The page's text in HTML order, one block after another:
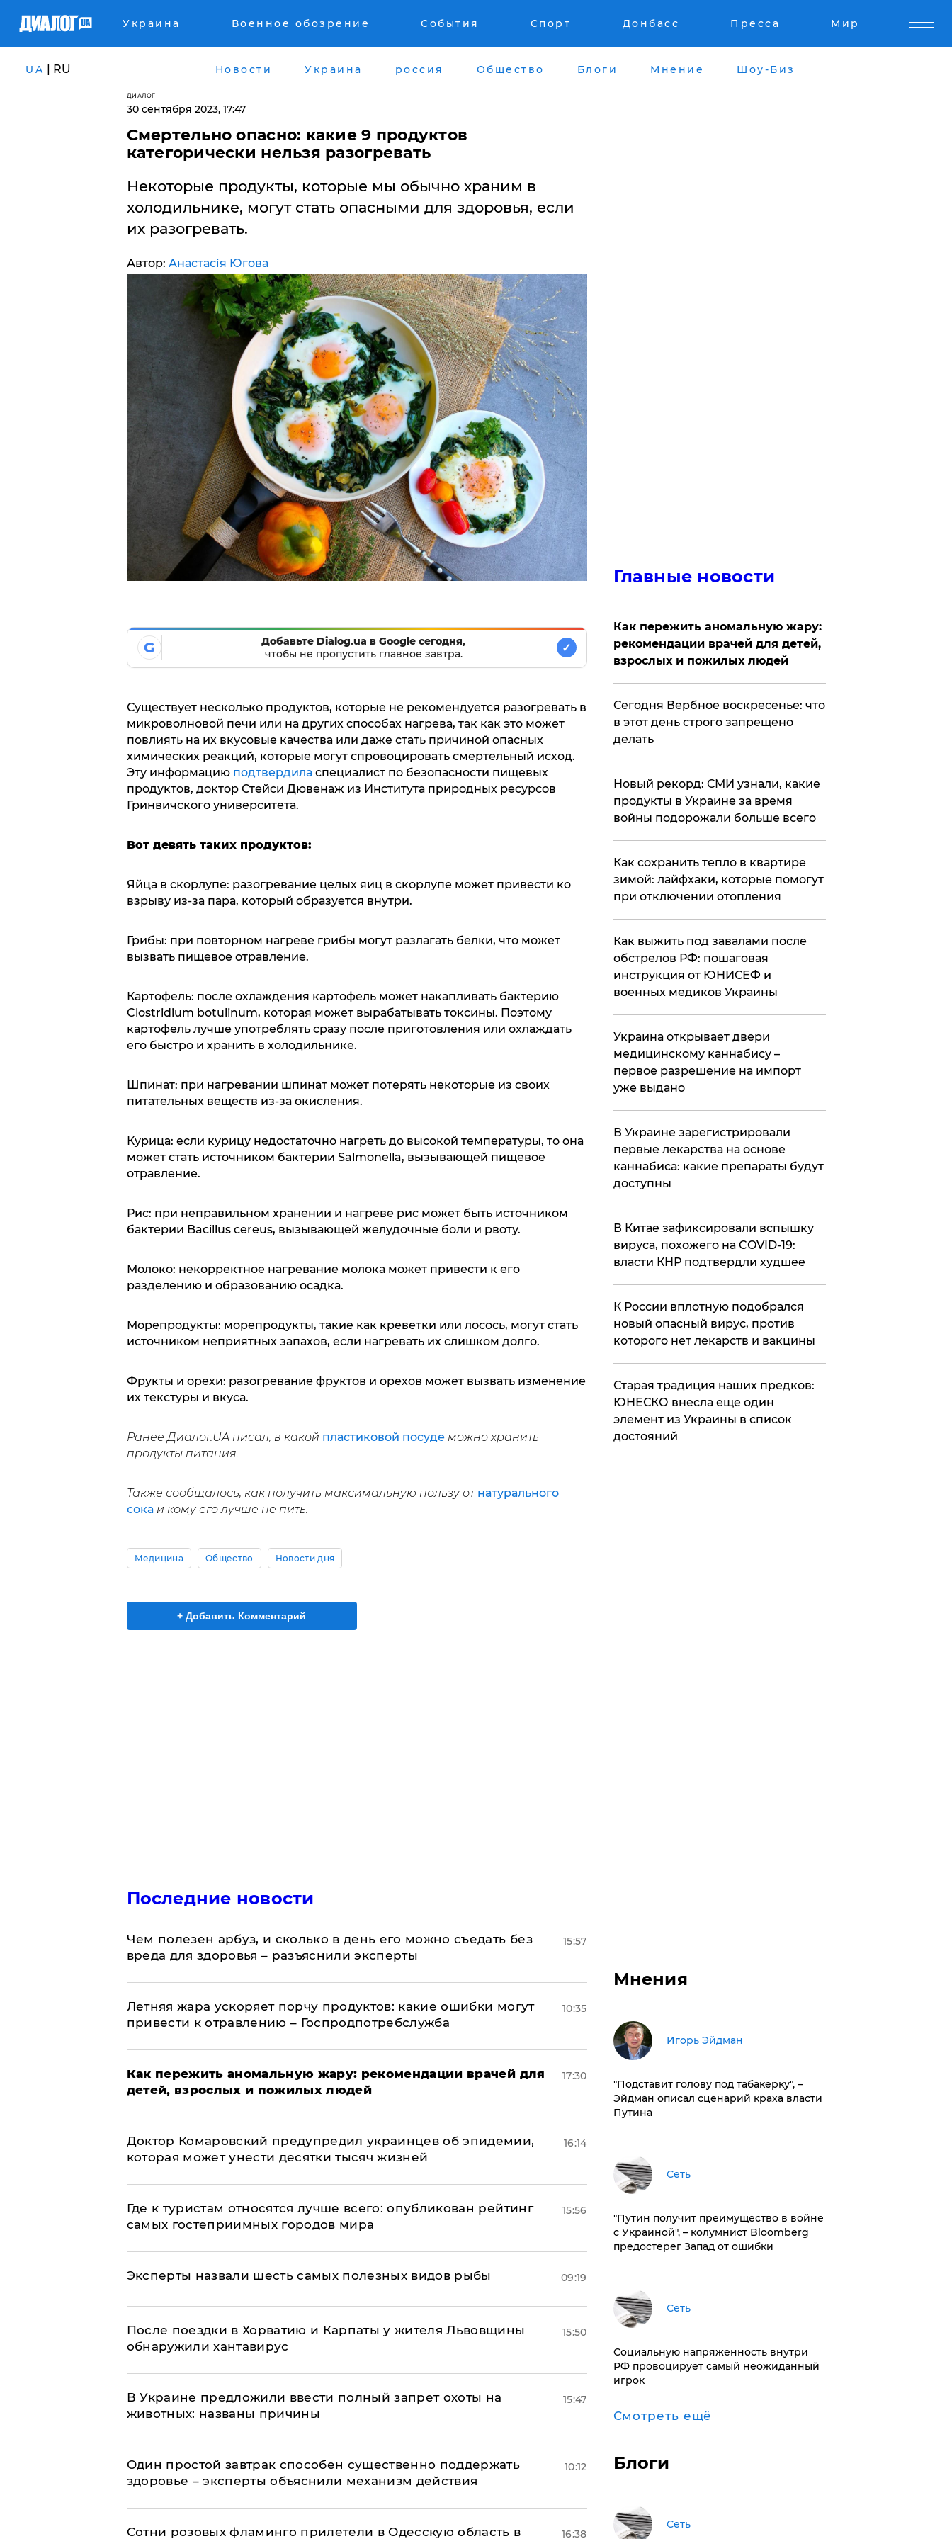
Украина Военное обозрение События Спорт Донбасс Пресса Мир
UA | RU Новости Украина россия Общество Блоги Мнение Шоу-Биз
ДИАЛОГ
30 сентября 2023, 17:47
Смертельно опасно: какие 9 продуктов
категорически нельзя разогревать
​Некоторые продукты, которые мы обычно храним в
холодильнике, могут стать опасными для здоровья, если
их разогревать.
Автор: Анастасія Югова
G
Добавьте Dialog.ua в Google сегодня,
чтобы не пропустить главное завтра.
✓
Существует несколько продуктов, которые не рекомендуется разогревать в
микроволновой печи или на других способах нагрева, так как это может
повлиять на их вкусовые качества или даже стать причиной опасных
химических реакций, которые могут спровоцировать смертельный исход.
Эту информацию подтвердила специалист по безопасности пищевых
продуктов, доктор Стейси Дювенаж из Института природных ресурсов
Гринвичского университета.
Вот девять таких продуктов:
Яйца в скорлупе: разогревание целых яиц в скорлупе может привести ко
взрыву из-за пара, который образуется внутри.
Грибы: при повторном нагреве грибы могут разлагать белки, что может
вызвать пищевое отравление.
Картофель: после охлаждения картофель может накапливать бактерию
Clostridium botulinum, которая может вырабатывать токсины. Поэтому
картофель лучше употреблять сразу после приготовления или охлаждать
его быстро и хранить в холодильнике.
Шпинат: при нагревании шпинат может потерять некоторые из своих
питательных веществ из-за окисления.
Курица: если курицу недостаточно нагреть до высокой температуры, то она
может стать источником бактерии Salmonella, вызывающей пищевое
отравление.
Рис: при неправильном хранении и нагреве рис может быть источником
бактерии Bacillus cereus, вызывающей желудочные боли и рвоту.
Молоко: некорректное нагревание молока может привести к его
разделению и образованию осадка.
Морепродукты: морепродукты, такие как креветки или лосось, могут стать
источником неприятных запахов, если нагревать их слишком долго.
Фрукты и орехи: разогревание фруктов и орехов может вызвать изменение
их текстуры и вкуса.
Ранее Диалог.UA писал, в какой пластиковой посудеможно хранить
продукты питания.
Также сообщалось, как получить максимальную пользу от натурального
сокаи кому его лучше не пить.
Медицина Общество Новости дня
+ Добавить Комментарий
Последние новости
Чем полезен арбуз, и сколько в день его можно съедать без
вреда для здоровья – разъяснили эксперты
15:57
Летняя жара ускоряет порчу продуктов: какие ошибки могут
привести к отравлению – Госпродпотребслужба
10:35
Как пережить аномальную жару: рекомендации врачей для
детей, взрослых и пожилых людей
17:30
Доктор Комаровский предупредил украинцев об эпидемии,
которая может унести десятки тысяч жизней
16:14
Где к туристам относятся лучше всего: опубликован рейтинг
самых гостеприимных городов мира
15:56
Эксперты назвали шесть самых полезных видов рыбы 09:19
После поездки в Хорватию и Карпаты у жителя Львовщины
обнаружили хантавирус
15:50
В Украине предложили ввести полный запрет охоты на
животных: названы причины
15:47
Один простой завтрак способен существенно поддержать
здоровье – эксперты объяснили механизм действия
10:12
Сотни розовых фламинго прилетели в Одесскую область в 16:38
Главные новости
Как пережить аномальную жару:
рекомендации врачей для детей,
взрослых и пожилых людей
​Сегодня Вербное воскресенье: что
в этот день строго запрещено
делать
Новый рекорд: СМИ узнали, какие
продукты в Украине за время
войны подорожали больше всего
​Как сохранить тепло в квартире
зимой: лайфхаки, которые помогут
при отключении отопления
Как выжить под завалами после
обстрелов РФ: пошаговая
инструкция от ЮНИСЕФ и
военных медиков Украины
Украина открывает двери
медицинскому каннабису –
первое разрешение на импорт
уже выдано
В Украине зарегистрировали
первые лекарства на основе
каннабиса: какие препараты будут
доступны
В Китае зафиксировали вспышку
вируса, похожего на COVID-19:
власти КНР подтвердли худшее
К России вплотную подобрался
новый опасный вирус, против
которого нет лекарств и вакцины
​Старая традиция наших предков:
ЮНЕСКО внесла еще один
элемент из Украины в список
достояний
Мнения
Игорь Эйдман
​"Подставит голову под табакерку", –
Эйдман описал сценарий краха власти
Путина
Сеть
"Путин получит преимущество в войне
с Украиной", – колумнист Bloomberg
предостерег Запад от ошибки
Сеть
Социальную напряженность внутри
РФ провоцирует самый неожиданный
игрок
Смотреть ещё
Блоги
Сеть